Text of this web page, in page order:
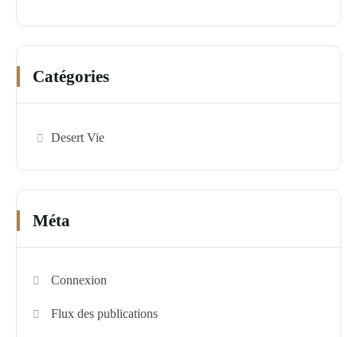
Catégories
Desert Vie
Méta
Connexion
Flux des publications